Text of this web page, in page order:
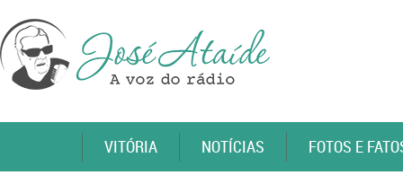
VITÓRIA NOTÍCIAS FOTOS E